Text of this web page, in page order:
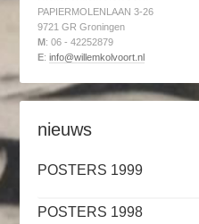
PAPIERMOLENLAAN 3-26
9721 GR Groningen
M: 06 - 42252879
E:info@willemkolvoort.nl
nieuws
POSTERS 1999
POSTERS 1998